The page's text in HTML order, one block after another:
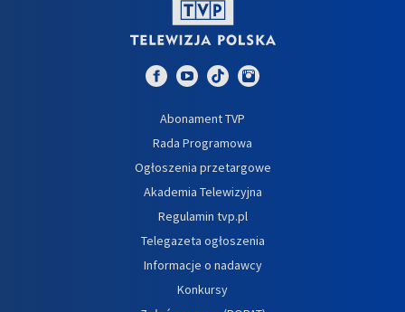
Abonament TVP
Rada Programowa
Ogłoszenia przetargowe
Akademia Telewizyjna
Regulamin tvp.pl
Telegazeta ogłoszenia
Informacje o nadawcy
Konkursy